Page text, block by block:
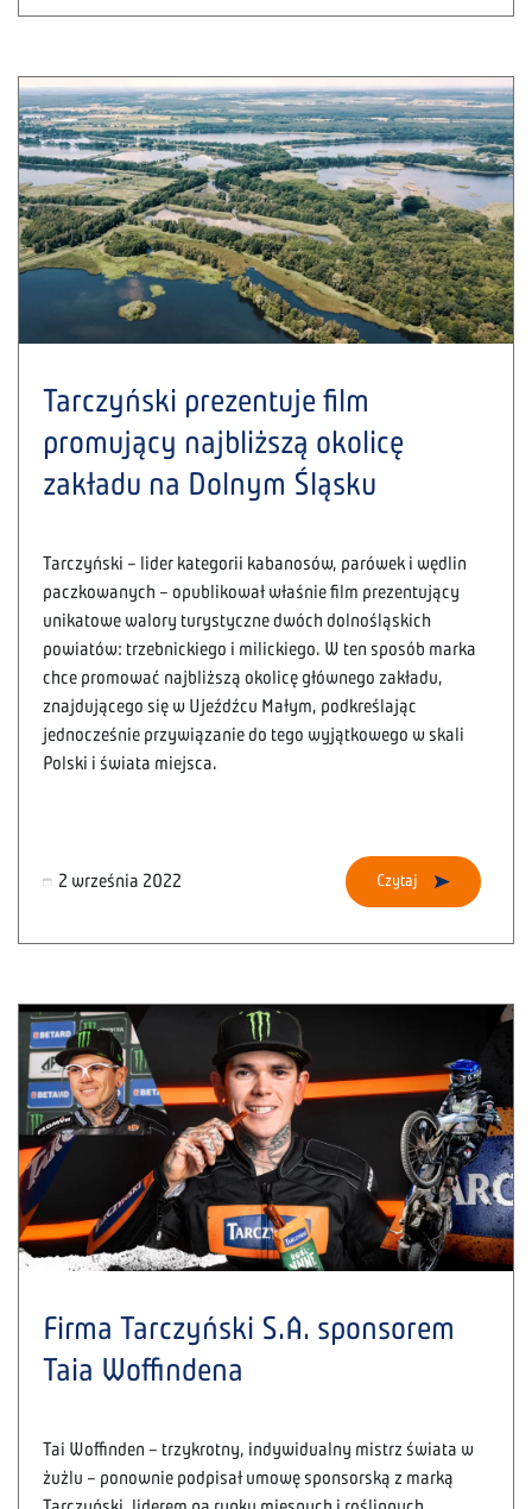
Tarczyński prezentuje film
promujący najbliższą okolicę
zakładu na Dolnym Śląsku
Tarczyński – lider kategorii kabanosów, parówek i wędlin
paczkowanych – opublikował właśnie film prezentujący
unikatowe walory turystyczne dwóch dolnośląskich
powiatów: trzebnickiego i milickiego. W ten sposób marka
chce promować najbliższą okolicę głównego zakładu,
znajdującego się w Ujeźdźcu Małym, podkreślając
jednocześnie przywiązanie do tego wyjątkowego w skali
Polski i świata miejsca.
2 września 2022 Czytaj
Firma Tarczyński S.A. sponsorem
Taia Woffindena
Tai Woffinden – trzykrotny, indywidualny mistrz świata w
żużlu – ponownie podpisał umowę sponsorską z marką